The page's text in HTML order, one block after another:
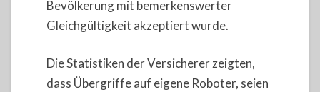
Bevölkerung mit bemerkenswerter
Gleichgültigkeit akzeptiert wurde.
Die Statistiken der Versicherer zeigten,
dass Übergriffe auf eigene Roboter, seien